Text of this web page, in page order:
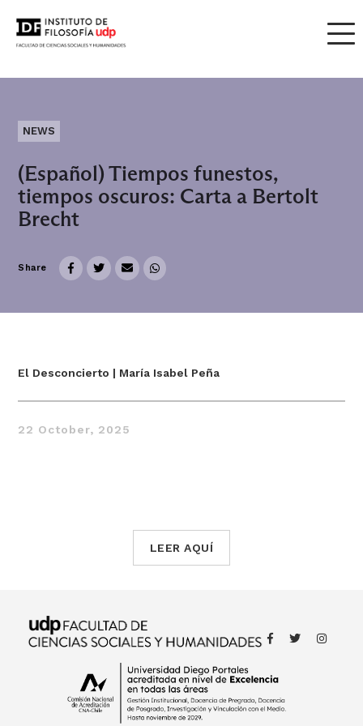
NEWS
(Español) Tiempos funestos,
tiempos oscuros: Carta a Bertolt
Brecht
Share
El Desconcierto | María Isabel Peña
22 October, 2025
LEER AQUÍ